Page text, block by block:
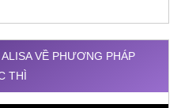
VỀ PHƯƠNG PHÁP
THÌ